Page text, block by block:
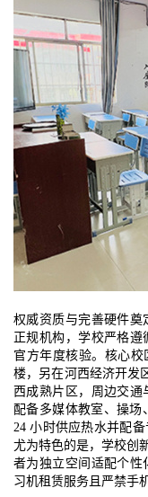
权威资质与完善硬件奠
正规机构，学校严格
官方年度核验。核心校
楼，另在河西经济开发
西成熟片区，周边交通
配备多媒体教室、操场
24 小时供应热水并配
尤为特色的是，学校创
者为独立空间适配个性
习机租赁服务且严禁手